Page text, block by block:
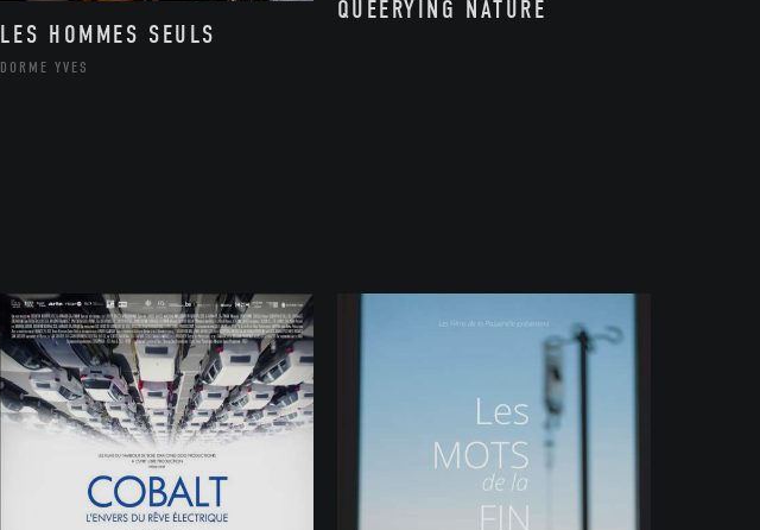
LES HOMMES SEULS
DORME YVES
QUEERYING NATURE